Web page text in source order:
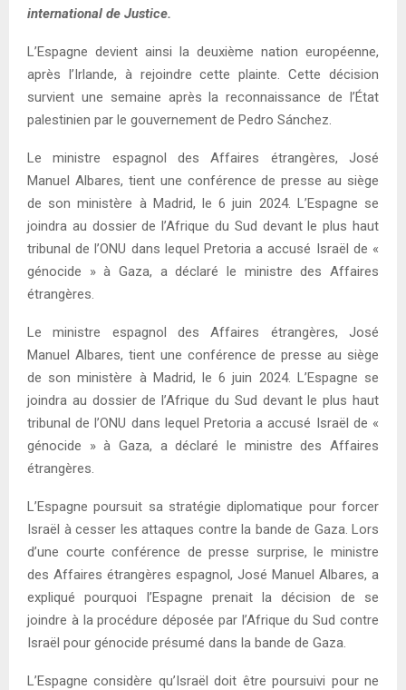
international de Justice.
L’Espagne devient ainsi la deuxième nation européenne,
après l’Irlande, à rejoindre cette plainte. Cette décision
survient une semaine après la reconnaissance de l’État
palestinien par le gouvernement de Pedro Sánchez.
Le ministre espagnol des Affaires étrangères, José
Manuel Albares, tient une conférence de presse au siège
de son ministère à Madrid, le 6 juin 2024. L’Espagne se
joindra au dossier de l’Afrique du Sud devant le plus haut
tribunal de l’ONU dans lequel Pretoria a accusé Israël de «
génocide » à Gaza, a déclaré le ministre des Affaires
étrangères.
Le ministre espagnol des Affaires étrangères, José
Manuel Albares, tient une conférence de presse au siège
de son ministère à Madrid, le 6 juin 2024. L’Espagne se
joindra au dossier de l’Afrique du Sud devant le plus haut
tribunal de l’ONU dans lequel Pretoria a accusé Israël de «
génocide » à Gaza, a déclaré le ministre des Affaires
étrangères.
L’Espagne poursuit sa stratégie diplomatique pour forcer
Israël à cesser les attaques contre la bande de Gaza. Lors
d’une courte conférence de presse surprise, le ministre
des Affaires étrangères espagnol, José Manuel Albares, a
expliqué pourquoi l’Espagne prenait la décision de se
joindre à la procédure déposée par l’Afrique du Sud contre
Israël pour génocide présumé dans la bande de Gaza.
L’Espagne considère qu’Israël doit être poursuivi pour ne